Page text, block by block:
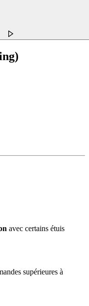
avec certains étuis
supérieures à